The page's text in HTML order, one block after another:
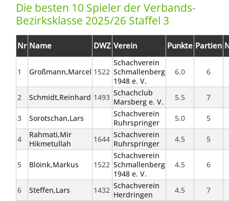
Die besten 10 Spieler der Verbands-
Bezirksklasse 2025/26 Staffel 3
Nr Name DWZ Verein Punkte Partien
1 Großmann,Marcel 1522
Schachverein
Schmallenberg
1948 e. V.
6.0 6
2 Schmidt,Reinhard 1493 Schachclub
Marsberg e. V.
5.5 7
3 Sorotschan,Lars
Schachverein
Ruhrspringer
5.0 5
4
Rahmati,Mir
Hikmetullah
1644 Schachverein
Ruhrspringer
4.5 5
5 Blöink,Markus 1522
Schachverein
Schmallenberg
1948 e. V.
4.5 6
6 Steffen,Lars 1432 Schachverein
Herdringen
4.5 7